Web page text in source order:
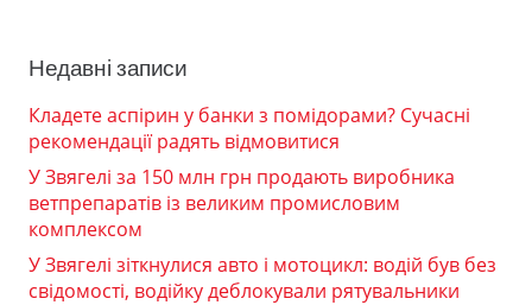
Недавні записи
Кладете аспірин у банки з помідорами? Сучасні
рекомендації радять відмовитися
У Звягелі за 150 млн грн продають виробника
ветпрепаратів із великим промисловим
комплексом
У Звягелі зіткнулися авто і мотоцикл: водій був без
свідомості, водійку деблокували рятувальники